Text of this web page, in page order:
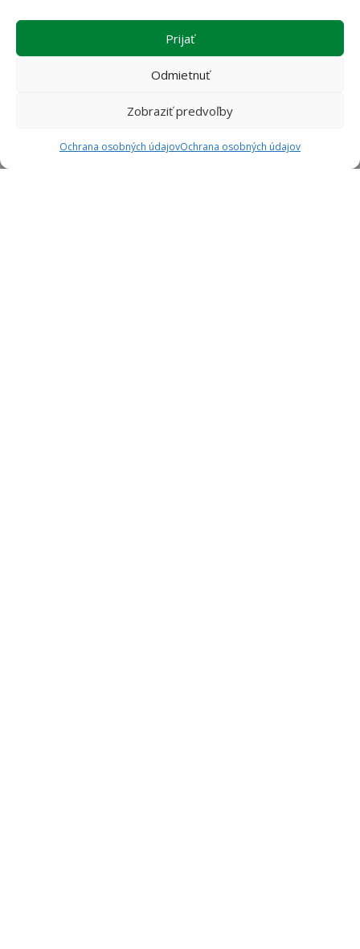
Prijať
Odmietnuť
Zobraziť predvoľby
Ochrana osobných údajovOchrana osobných údajov